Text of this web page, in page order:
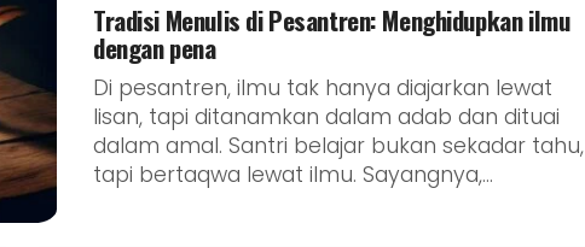
Tradisi Menulis di Pesantren: Menghidupkan ilmu
dengan pena
Di pesantren, ilmu tak hanya diajarkan lewat
lisan, tapi ditanamkan dalam adab dan dituai
dalam amal. Santri belajar bukan sekadar tahu,
tapi bertaqwa lewat ilmu. Sayangnya,...